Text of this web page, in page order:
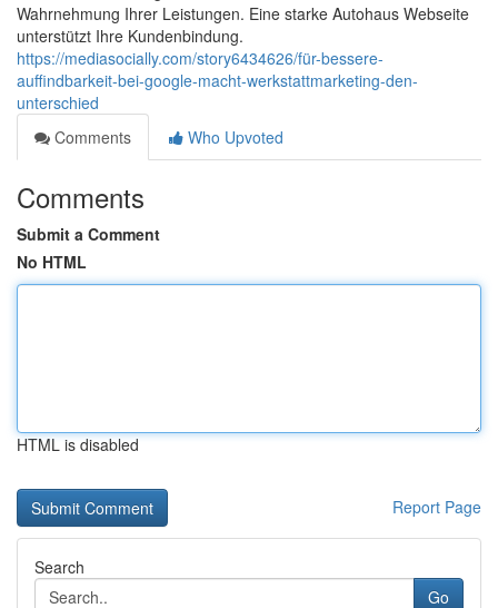
Wahrnehmung Ihrer Leistungen. Eine starke Autohaus Webseite
unterstützt Ihre Kundenbindung.
https://mediasocially.com/story6434626/für-bessere-
auffindbarkeit-bei-google-macht-werkstattmarketing-den-
unterschied
Comments
Who Upvoted
Comments
Submit a Comment
No HTML
HTML is disabled
Report Page
Search
Go